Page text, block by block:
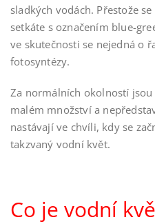
sladkých vodách. Přestože
setkáte s označením blue-
ve skutečnosti se nejedná o
fotosyntézy.
Za normálních okolností
malém množství a
nastávají ve chvíli, kdy se
takzvaný vodní květ.
Co je vodní